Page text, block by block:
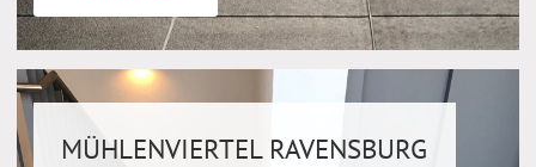
MÜHLENVIERTEL RAVENSBURG